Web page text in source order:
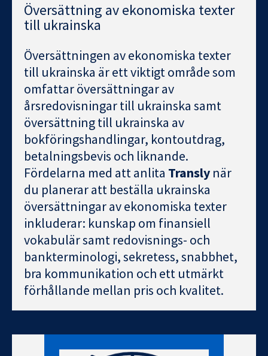
Översättning av ekonomiska texter
till ukrainska
Översättningen av ekonomiska texter
till ukrainska är ett viktigt område som
omfattar översättningar av
årsredovisningar till ukrainska samt
översättning till ukrainska av
bokföringshandlingar, kontoutdrag,
betalningsbevis och liknande.
Fördelarna med att anlita Transly när
du planerar att beställa ukrainska
översättningar av ekonomiska texter
inkluderar: kunskap om finansiell
vokabulär samt redovisnings- och
bankterminologi, sekretess, snabbhet,
bra kommunikation och ett utmärkt
förhållande mellan pris och kvalitet.